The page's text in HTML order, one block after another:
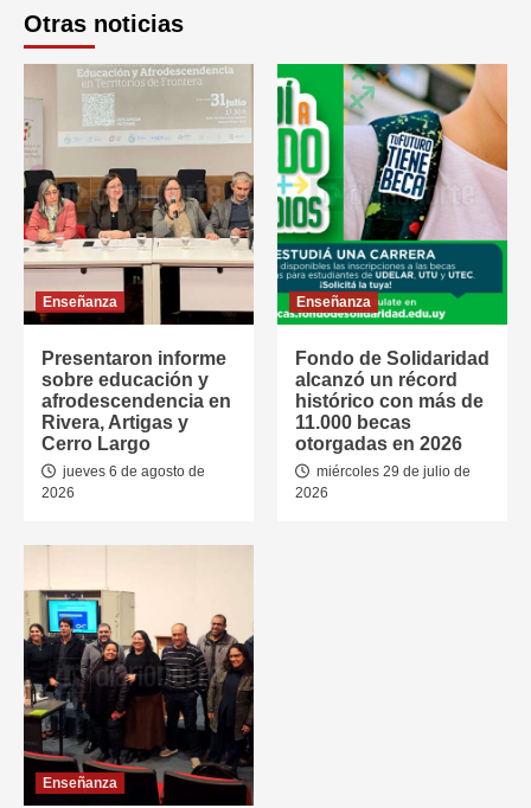
Otras noticias
Enseñanza
Presentaron informe
sobre educación y
afrodescendencia en
Rivera, Artigas y
Cerro Largo
jueves 6 de agosto de
2026
Enseñanza
Fondo de Solidaridad
alcanzó un récord
histórico con más de
11.000 becas
otorgadas en 2026
miércoles 29 de julio de
2026
Enseñanza